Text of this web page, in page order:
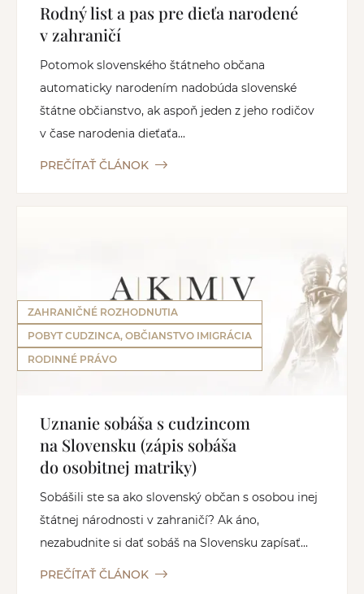
Rodný list a pas pre dieťa narodené
v zahraničí
Potomok slovenského štátneho občana
automaticky narodením nadobúda slovenské
štátne občianstvo, ak aspoň jeden z jeho rodičov
v čase narodenia dieťaťa...
PREČÍTAŤ ČLÁNOK
ZAHRANIČNÉ ROZHODNUTIA
POBYT CUDZINCA, OBČIANSTVO IMIGRÁCIA
RODINNÉ PRÁVO
Uznanie sobáša s cudzincom
na Slovensku (zápis sobáša
do osobitnej matriky)
Sobášili ste sa ako slovenský občan s osobou inej
štátnej národnosti v zahraničí? Ak áno,
nezabudnite si dať sobáš na Slovensku zapísať...
PREČÍTAŤ ČLÁNOK